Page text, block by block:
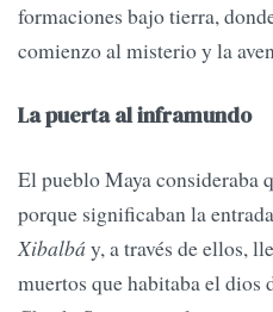
formaciones bajo tierra,
comienzo al misterio y la
La puerta al inframundo
El pueblo Maya consideraba
porque significaban la
Xibalbá y, a través de ellos,
muertos que habitaba el